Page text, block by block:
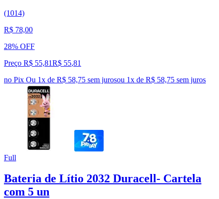
(1014)
R$ 78,00
28% OFF
Preço R$ 55,81R$ 55,81
no Pix Ou 1x de R$ 58,75 sem jurosou 1x de R$ 58,75 sem juros
Full
Bateria de Lítio 2032 Duracell- Cartela
com 5 un